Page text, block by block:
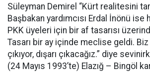
Süleyman Demirel “Kürt realitesini
Başbakan yardımcısı Erdal İnönü ise
PKK üyeleri için bir af tasarısı
Tasarı bir ay içinde meclise geldi.
çıkıyor, dışarı çıkacağız.” diye
(24 Mayıs 1993’te) Elazığ – Bingöl